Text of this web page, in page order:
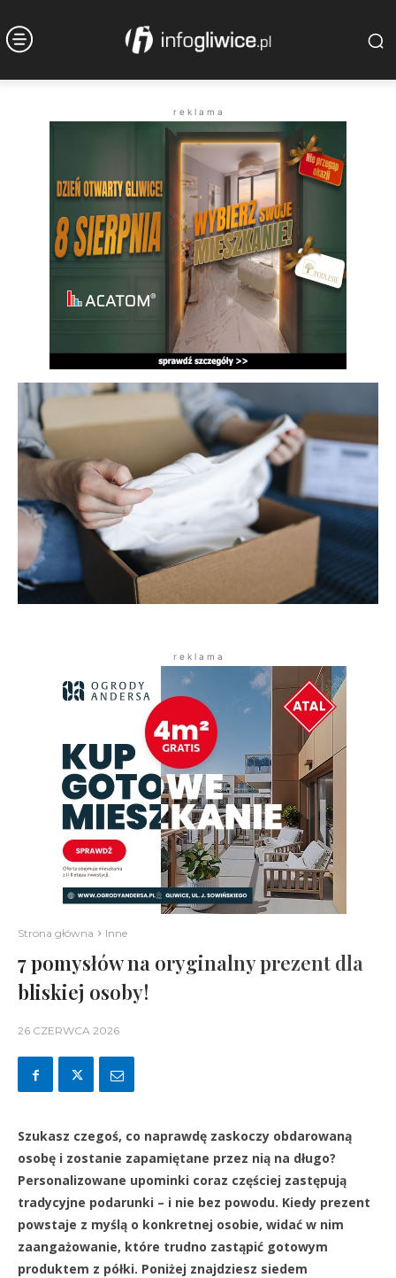
r e k l a m a
r e k l a m a
Strona główna Inne
7 pomysłów na oryginalny prezent dla
bliskiej osoby!
26 CZERWCA 2026
Szukasz czegoś, co naprawdę zaskoczy obdarowaną
osobę i zostanie zapamiętane przez nią na długo?
Personalizowane upominki coraz częściej zastępują
tradycyjne podarunki – i nie bez powodu. Kiedy prezent
powstaje z myślą o konkretnej osobie, widać w nim
zaangażowanie, które trudno zastąpić gotowym
produktem z półki. Poniżej znajdziesz siedem